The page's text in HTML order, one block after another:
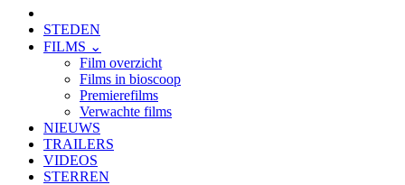
STEDEN
FILMS ⌄
Film overzicht
Films in bioscoop
Premierefilms
Verwachte films
NIEUWS
TRAILERS
VIDEOS
STERREN